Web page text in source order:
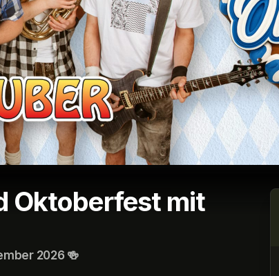
Oktoberfest mit
2026 🍻